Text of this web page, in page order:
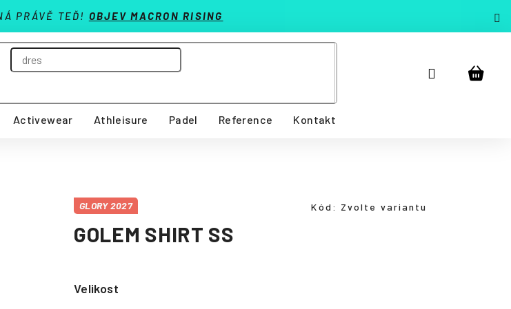
PRÁVĚ TEĎ! OBJEV MACRON RISING
Přihlášení
Activewear Athleisure Padel Reference Kontakt
GOLEM SHIRT SS
Velikost
GLORY 2027 Kód: Zvolte variantu